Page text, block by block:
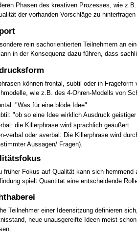
Phasen des kreativen Prozesses, wie
der vorhanden Vorschläge zu
rein sachorientierten Teilnehmern an
in der Konsequenz dazu führen, dass
können frontal, subtil oder in
wie z.B. des 4-Ohren-Modells von
"Was für eine blöde Idee"
"ob so eine Idee wirklich Ausdruck
die Killerphrase wird sprachlich geäußert
verbal oder averbal: Die Killerphrase wird
Aussagen/ Fragen).
früher Fokus auf Qualität kann sich
spielt Quantität eine entscheidende
Teilnehmer einer Ideensitzung definieren
neue unausgereifte Ideen meist